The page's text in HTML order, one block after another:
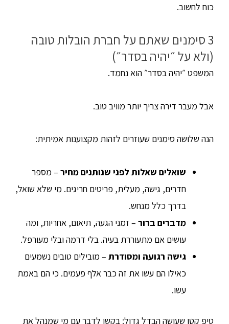
כוח לחשוב.
3 סימנים שאתם על חברת הובלות טובה
(ולא על ״יהיה בסדר״)
המשפט ״יהיה בסדר״ הוא נחמד.
אבל מעבר דירה צריך יותר מוויב טוב.
הנה שלושה סימנים שעוזרים לזהות מקצוענות אמיתית:
שואלים שאלות לפני שנותנים מחיר – מספר
חדרים, גישה, מעלית, פריטים חריגים. מי שלא שואל,
בדרך כלל מנחש.
מדברים ברור – זמני הגעה, תיאום, אחריות, ומה
עושים אם מתעוררת בעיה. בלי דרמה ובלי מעורפל.
גישה רגועה ומסודרת – מובילים טובים נשמעים
כאילו הם עשו את זה כבר אלף פעמים. כי הם באמת
עשו.
טיפ קטן שעושה הבדל גדול: בקשו לדבר עם מי שמנהל את